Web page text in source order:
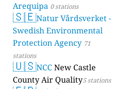
Arequipa 0 stations
🇸🇪Natur Vårdsverket -
Swedish Environmental
Protection Agency 71
stations
🇺🇸NCCNew Castle
County Air Quality5 stations